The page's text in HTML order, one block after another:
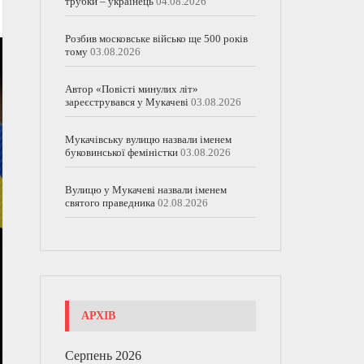
Розбив московське військо ще 500 років
тому 03.08.2026
Автор «Повісті минулих літ»
зареєструвався у Мукачеві 03.08.2026
Мукачівську вулицю назвали іменем
буковинської феміністки 03.08.2026
Вулицю у Мукачеві назвали іменем
святого праведника 02.08.2026
АРХІВ
Серпень 2026